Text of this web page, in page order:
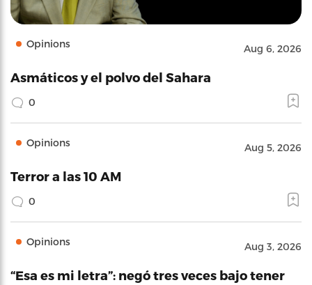
Opinions Aug 6, 2026
Asmáticos y el polvo del Sahara
0
Opinions Aug 5, 2026
Terror a las 10 AM
0
Opinions Aug 3, 2026
“Esa es mi letra”: negó tres veces bajo tener